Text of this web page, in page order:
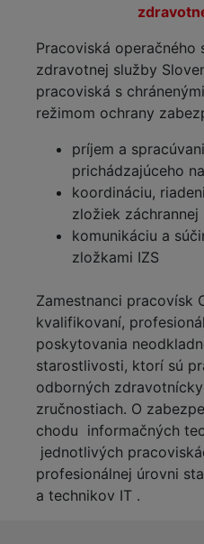
Pracoviská operačného
zdravotnej služby
pracoviská s
režimom ochrany
príjem a
prichádzajúceho
koordináciu,
zložiek
komunikáciu a
zložkami IZS
Zamestnanci pracovísk
kvalifikovaní,
poskytovania
starostlivosti, ktorí sú
odborných
zručnostiach. O
chodu informačných
jednotlivých
profesionálnej úrovni
a technikov IT .